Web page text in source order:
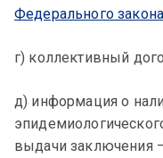
Федерального
г) коллективный
д) информация о
выдачи заключения